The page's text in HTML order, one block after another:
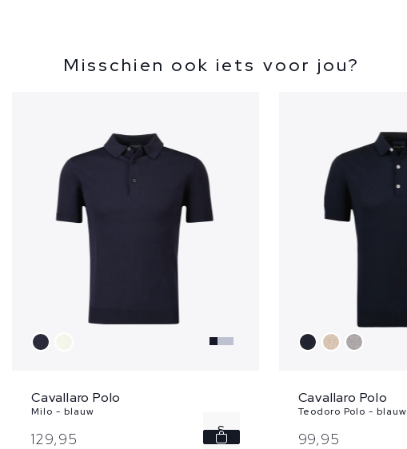
Misschien ook iets voor jou?
Cavallaro Polo
Milo - blauw
129,95 S
Cavallaro Polo
Teodoro Polo - blauw
99,95